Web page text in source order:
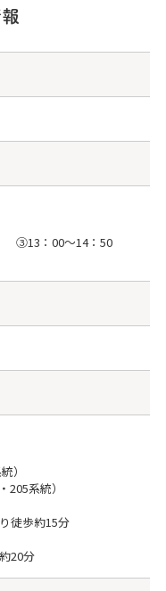
③13：00～14：50
）
系統）
徒歩約15分
20分